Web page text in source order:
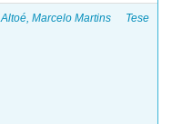
Altoé, Marcelo Martins Tese